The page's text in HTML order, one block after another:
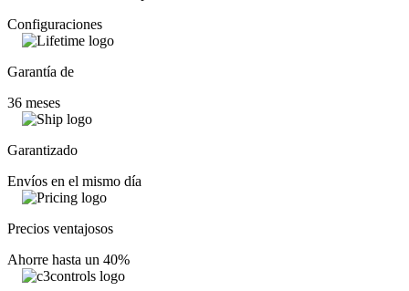
Configuraciones
Garantía de
36 meses
Garantizado
Envíos en el mismo día
Precios ventajosos
Ahorre hasta un 40%